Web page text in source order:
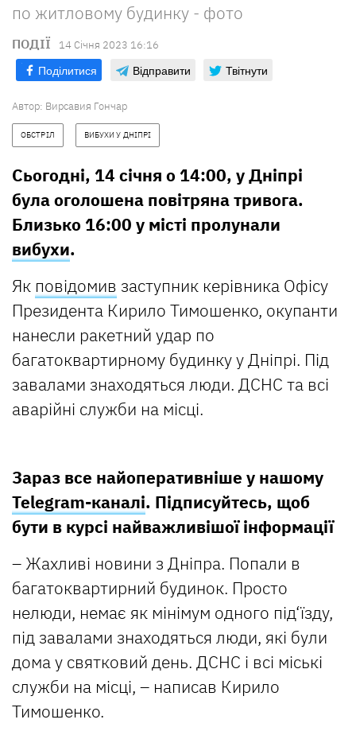
по житловому будинку - фото
ПОДІЇ 14 Сiчня 2023 16:16
Поділитися Відправити Твітнути
Автор: Вирсавия Гончар
ОБСТРІЛ ВИБУХИ У ДНІПРІ
Сьогодні, 14 січня о 14:00, у Дніпрі
була оголошена повітряна тривога.
Близько 16:00 у місті пролунали
вибухи.
Як повідомив заступник керівника Офісу
Президента Кирило Тимошенко, окупанти
нанесли ракетний удар по
багатоквартирному будинку у Дніпрі. Під
завалами знаходяться люди. ДСНС та всі
аварійні служби на місці.
Зараз все найоперативніше у нашому
Telegram-каналі. Підписуйтесь, щоб
бути в курсі найважливішої інформації
– Жахливі новини з Дніпра. Попали в
багатоквартирний будинок. Просто
нелюди, немає як мінімум одного під‘їзду,
під завалами знаходяться люди, які були
дома у святковий день. ДСНС і всі міські
служби на місці, – написав Кирило
Тимошенко.